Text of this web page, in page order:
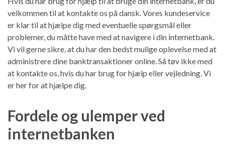
velkommen til at kontakte os på dansk. Vores kundeservice
er klar til at hjælpe dig med eventuelle spørgsmål eller
problemer, du måtte have med at navigere i din internetbank.
Vi vil gerne sikre, at du har den bedst mulige oplevelse med at
administrere dine banktransaktioner online. Så tøv ikke med
at kontakte os, hvis du har brug for hjælp eller vejledning. Vi
er her for at hjælpe dig.
Fordele og ulemper ved
internetbanken